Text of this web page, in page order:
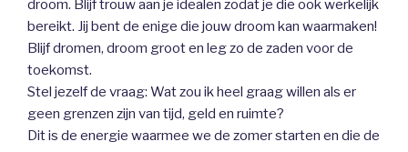
droom. Blijf trouw aan je idealen zodat je die ook werkelijk
bereikt. Jij bent de enige die jouw droom kan waarmaken!
Blijf dromen, droom groot en leg zo de zaden voor de
toekomst.
Stel jezelf de vraag: Wat zou ik heel graag willen als er
geen grenzen zijn van tijd, geld en ruimte?
Dit is de energie waarmee we de zomer starten en die de